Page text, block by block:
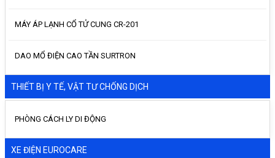
MÁY ÁP LẠNH CỔ TỬ CUNG CR-201
DAO MỔ ĐIỆN CAO TẦN SURTRON
THIẾT BỊ Y TẾ, VẬT TƯ CHỐNG DỊCH
PHÒNG CÁCH LY DI ĐỘNG
XE ĐIỆN EUROCARE